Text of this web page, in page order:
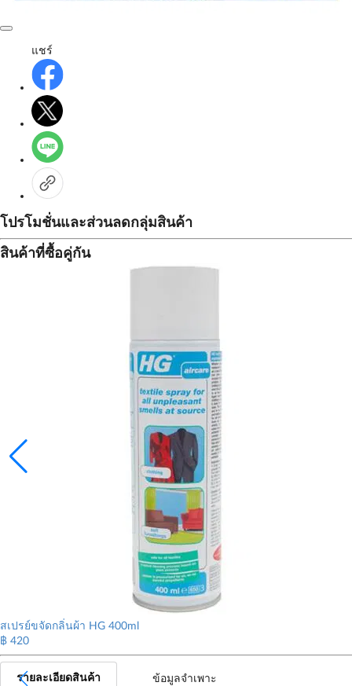
แชร์
โปรโมชั่นและส่วนลดกลุ่มสินค้า
สินค้าที่ซื้อคู่กัน
สเปรย์ขจัดกลิ่นผ้า HG 400ml
฿ 420
รายละเอียดสินค้า ข้อมูลจำเพาะ